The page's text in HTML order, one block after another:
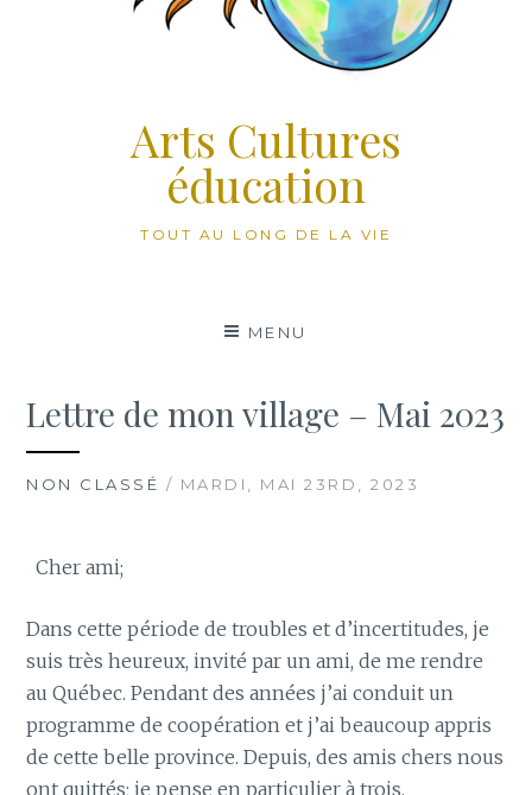
Arts Cultures
éducation
TOUT AU LONG DE LA VIE
MENU
Lettre de mon village – Mai 2023
NON CLASSÉ / MARDI, MAI 23RD, 2023
Cher ami;
Dans cette période de troubles et d’incertitudes, je
suis très heureux, invité par un ami, de me rendre
au Québec. Pendant des années j’ai conduit un
programme de coopération et j’ai beaucoup appris
de cette belle province. Depuis, des amis chers nous
ont quittés; je pense en particulier à trois.